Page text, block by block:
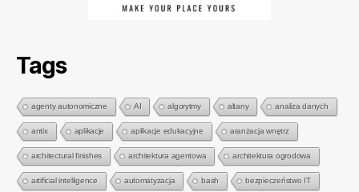
Tags
agenty autonomiczne AI algorytmy altany analiza danych
antix aplikacje aplikacje edukacyjne aranżacja wnętrz
architectural finishes architektura agentowa architektura ogrodowa
artificial intelligence automatyzacja bash bezpieczeństwo IT